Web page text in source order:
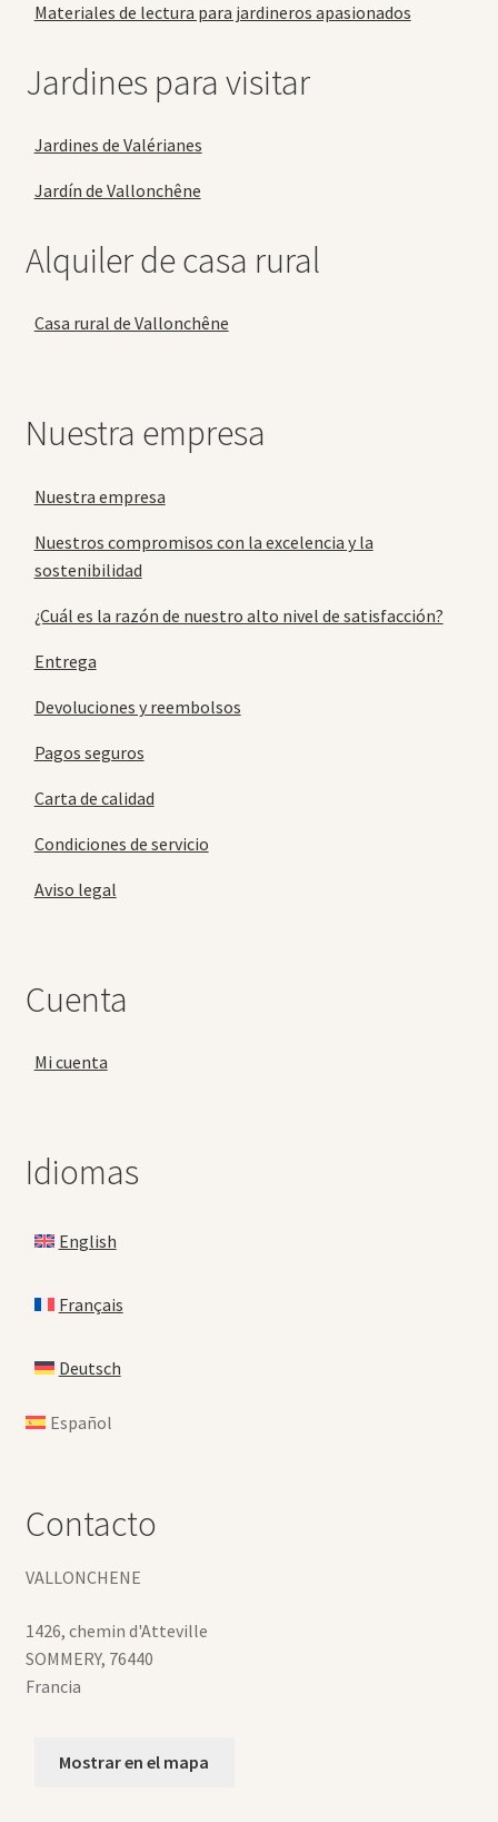
Materiales de lectura para jardineros apasionados
Jardines para visitar
Jardines de Valérianes
Jardín de Vallonchêne
Alquiler de casa rural
Casa rural de Vallonchêne
Nuestra empresa
Nuestra empresa
Nuestros compromisos con la excelencia y la
sostenibilidad
¿Cuál es la razón de nuestro alto nivel de satisfacción?
Entrega
Devoluciones y reembolsos
Pagos seguros
Carta de calidad
Condiciones de servicio
Aviso legal
Cuenta
Mi cuenta
Idiomas
English
Français
Deutsch
Español
Contacto
VALLONCHENE
1426, chemin d'Atteville
SOMMERY, 76440
Francia
Mostrar en el mapa